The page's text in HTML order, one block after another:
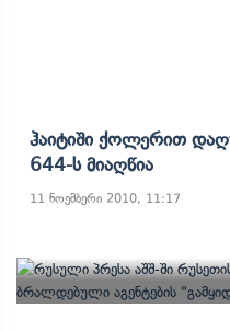
Ჰაიტიში Ქოლერით
644-Ს Მიაღწია
11 ნოემბერი 2010, 11:17